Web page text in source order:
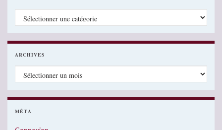
Catégories
ARCHIVES
Archives
MÉTA